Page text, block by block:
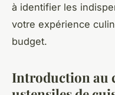
à identifier les
votre expérience
budget.
Introduction au